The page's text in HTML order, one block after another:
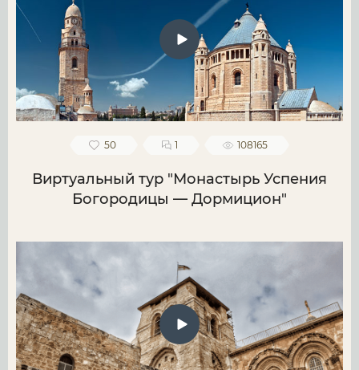
50 1 108165
Виртуальный тур "Монастырь Успения
Богородицы — Дормицион"